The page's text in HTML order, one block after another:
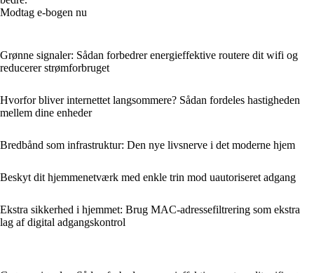
Modtag e-bogen nu
Grønne signaler: Sådan forbedrer energieffektive routere dit wifi og
reducerer strømforbruget
Hvorfor bliver internettet langsommere? Sådan fordeles hastigheden
mellem dine enheder
Bredbånd som infrastruktur: Den nye livsnerve i det moderne hjem
Beskyt dit hjemmenetværk med enkle trin mod uautoriseret adgang
Ekstra sikkerhed i hjemmet: Brug MAC‑adressefiltrering som ekstra
lag af digital adgangskontrol